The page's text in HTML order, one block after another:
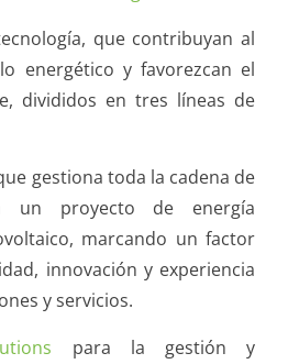
que contribuyan al
energético y favorezcan el
divididos en tres líneas de
gestiona toda la cadena de
un proyecto de energía
marcando un factor
innovación y experiencia
y servicios.
para la gestión y